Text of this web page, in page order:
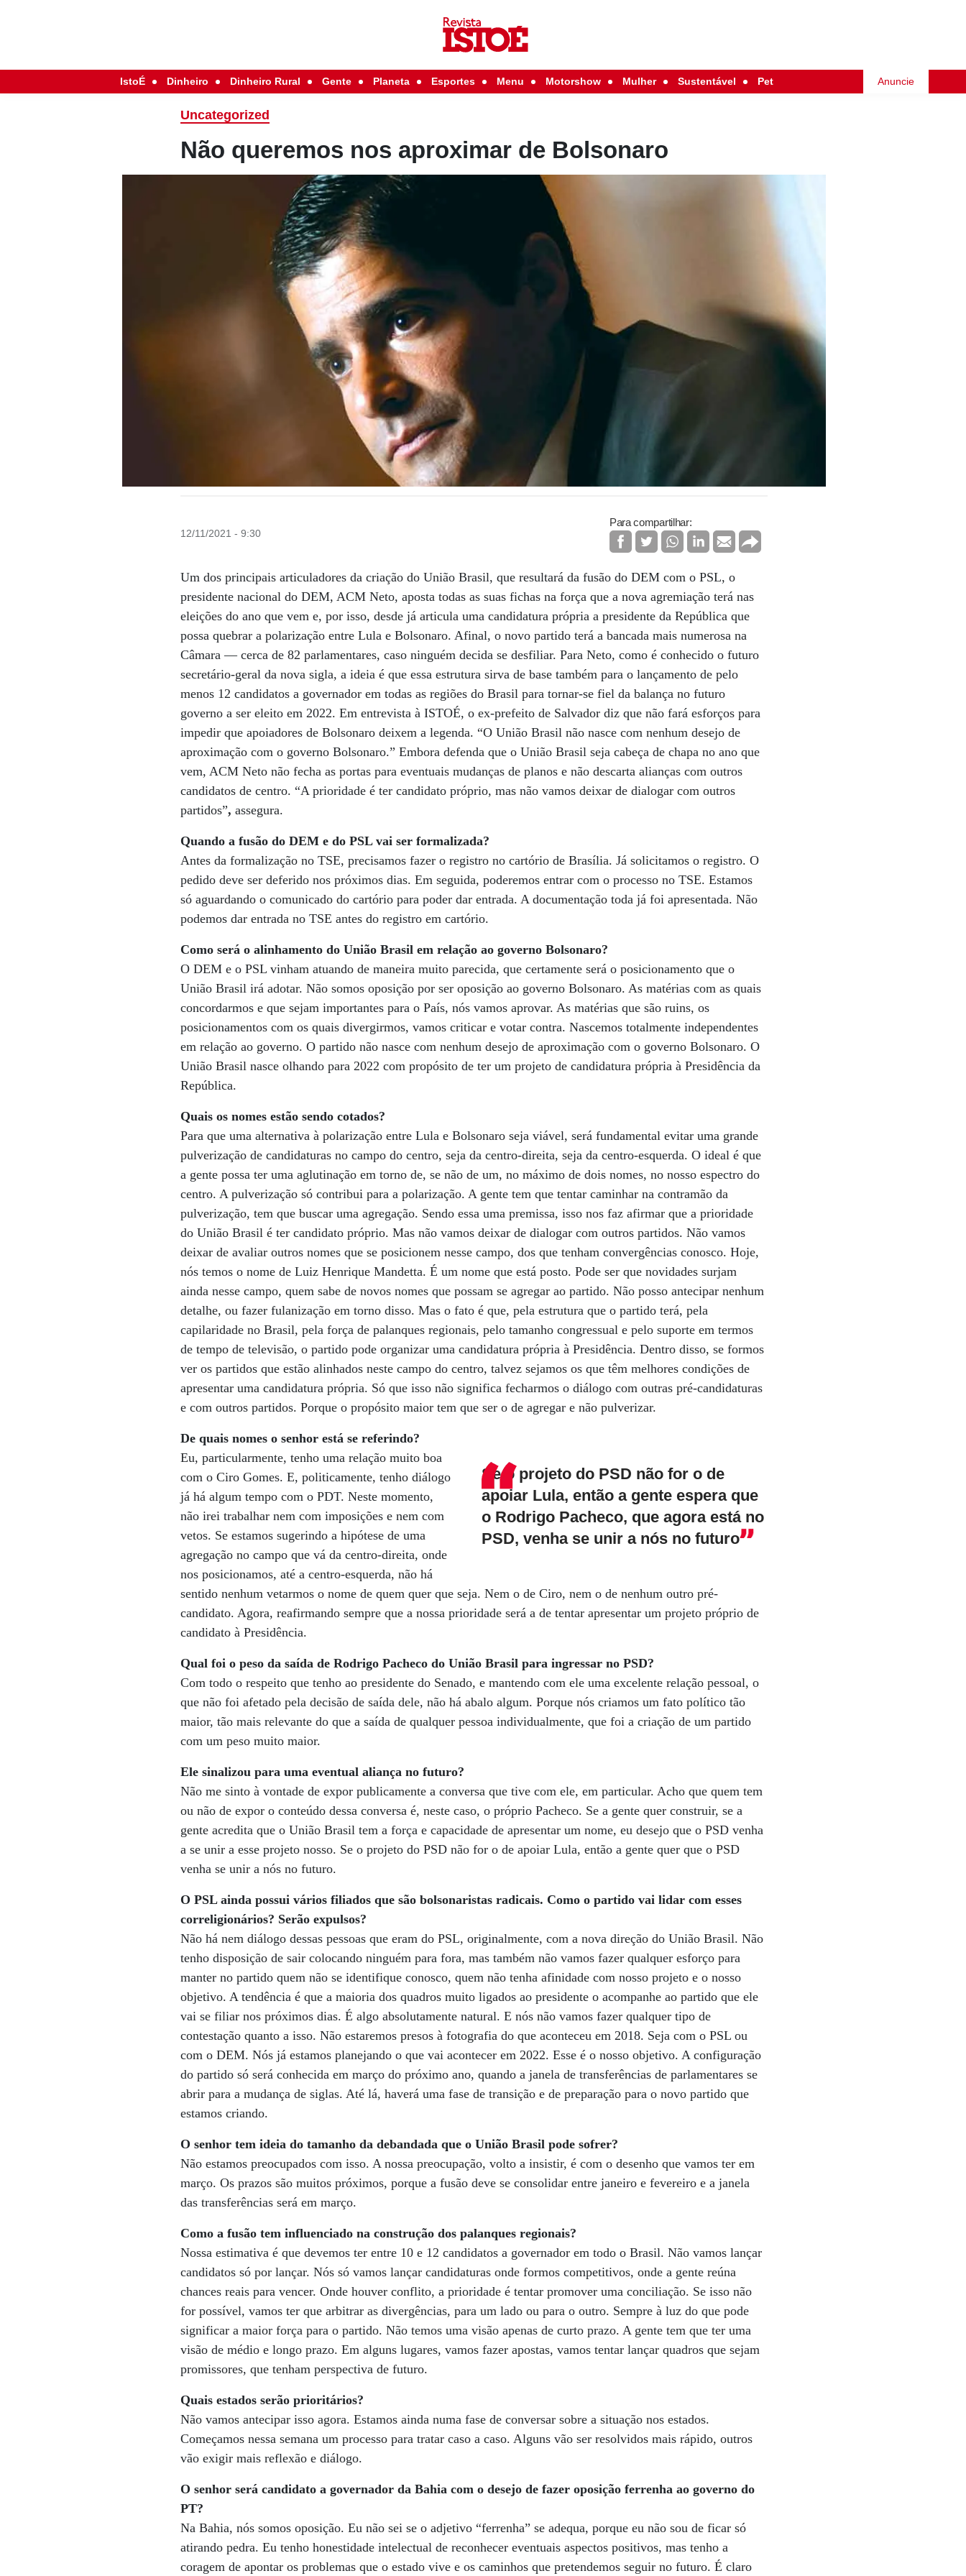
IstoÉ Dinheiro Dinheiro Rural Gente Planeta Esportes Menu Motorshow Mulher Sustentável Pet Anuncie
Uncategorized
Não queremos nos aproximar de Bolsonaro
12/11/2021 - 9:30
Para compartilhar:
Um dos principais articuladores da criação do União Brasil, que resultará da fusão do DEM com o PSL, o
presidente nacional do DEM, ACM Neto, aposta todas as suas fichas na força que a nova agremiação terá nas
eleições do ano que vem e, por isso, desde já articula uma candidatura própria a presidente da República que
possa quebrar a polarização entre Lula e Bolsonaro. Afinal, o novo partido terá a bancada mais numerosa na
Câmara — cerca de 82 parlamentares, caso ninguém decida se desfiliar. Para Neto, como é conhecido o futuro
secretário-geral da nova sigla, a ideia é que essa estrutura sirva de base também para o lançamento de pelo
menos 12 candidatos a governador em todas as regiões do Brasil para tornar-se fiel da balança no futuro
governo a ser eleito em 2022. Em entrevista à ISTOÉ, o ex-prefeito de Salvador diz que não fará esforços para
impedir que apoiadores de Bolsonaro deixem a legenda. “O União Brasil não nasce com nenhum desejo de
aproximação com o governo Bolsonaro.” Embora defenda que o União Brasil seja cabeça de chapa no ano que
vem, ACM Neto não fecha as portas para eventuais mudanças de planos e não descarta alianças com outros
candidatos de centro. “A prioridade é ter candidato próprio, mas não vamos deixar de dialogar com outros
partidos”,assegura.
Quando a fusão do DEM e do PSL vai ser formalizada?
Antes da formalização no TSE, precisamos fazer o registro no cartório de Brasília. Já solicitamos o registro. O
pedido deve ser deferido nos próximos dias. Em seguida, poderemos entrar com o processo no TSE. Estamos
só aguardando o comunicado do cartório para poder dar entrada. A documentação toda já foi apresentada. Não
podemos dar entrada no TSE antes do registro em cartório.
Como será o alinhamento do União Brasil em relação ao governo Bolsonaro?
O DEM e o PSL vinham atuando de maneira muito parecida, que certamente será o posicionamento que o
União Brasil irá adotar. Não somos oposição por ser oposição ao governo Bolsonaro. As matérias com as quais
concordarmos e que sejam importantes para o País, nós vamos aprovar. As matérias que são ruins, os
posicionamentos com os quais divergirmos, vamos criticar e votar contra. Nascemos totalmente independentes
em relação ao governo. O partido não nasce com nenhum desejo de aproximação com o governo Bolsonaro. O
União Brasil nasce olhando para 2022 com propósito de ter um projeto de candidatura própria à Presidência da
República.
Quais os nomes estão sendo cotados?
Para que uma alternativa à polarização entre Lula e Bolsonaro seja viável, será fundamental evitar uma grande
pulverização de candidaturas no campo do centro, seja da centro-direita, seja da centro-esquerda. O ideal é que
a gente possa ter uma aglutinação em torno de, se não de um, no máximo de dois nomes, no nosso espectro do
centro. A pulverização só contribui para a polarização. A gente tem que tentar caminhar na contramão da
pulverização, tem que buscar uma agregação. Sendo essa uma premissa, isso nos faz afirmar que a prioridade
do União Brasil é ter candidato próprio. Mas não vamos deixar de dialogar com outros partidos. Não vamos
deixar de avaliar outros nomes que se posicionem nesse campo, dos que tenham convergências conosco. Hoje,
nós temos o nome de Luiz Henrique Mandetta. É um nome que está posto. Pode ser que novidades surjam
ainda nesse campo, quem sabe de novos nomes que possam se agregar ao partido. Não posso antecipar nenhum
detalhe, ou fazer fulanização em torno disso. Mas o fato é que, pela estrutura que o partido terá, pela
capilaridade no Brasil, pela força de palanques regionais, pelo tamanho congressual e pelo suporte em termos
de tempo de televisão, o partido pode organizar uma candidatura própria à Presidência. Dentro disso, se formos
ver os partidos que estão alinhados neste campo do centro, talvez sejamos os que têm melhores condições de
apresentar uma candidatura própria. Só que isso não significa fecharmos o diálogo com outras pré-candidaturas
e com outros partidos. Porque o propósito maior tem que ser o de agregar e não pulverizar.
Se o projeto do PSD não for o de
apoiar Lula, então a gente espera que
o Rodrigo Pacheco, que agora está no
PSD, venha se unir a nós no futuro
De quais nomes o senhor está se referindo?
Eu, particularmente, tenho uma relação muito boa
com o Ciro Gomes. E, politicamente, tenho diálogo
já há algum tempo com o PDT. Neste momento,
não irei trabalhar nem com imposições e nem com
vetos. Se estamos sugerindo a hipótese de uma
agregação no campo que vá da centro-direita, onde
nos posicionamos, até a centro-esquerda, não há
sentido nenhum vetarmos o nome de quem quer que seja. Nem o de Ciro, nem o de nenhum outro pré-
candidato. Agora, reafirmando sempre que a nossa prioridade será a de tentar apresentar um projeto próprio de
candidato à Presidência.
Qual foi o peso da saída de Rodrigo Pacheco do União Brasil para ingressar no PSD?
Com todo o respeito que tenho ao presidente do Senado, e mantendo com ele uma excelente relação pessoal, o
que não foi afetado pela decisão de saída dele, não há abalo algum. Porque nós criamos um fato político tão
maior, tão mais relevante do que a saída de qualquer pessoa individualmente, que foi a criação de um partido
com um peso muito maior.
Ele sinalizou para uma eventual aliança no futuro?
Não me sinto à vontade de expor publicamente a conversa que tive com ele, em particular. Acho que quem tem
ou não de expor o conteúdo dessa conversa é, neste caso, o próprio Pacheco. Se a gente quer construir, se a
gente acredita que o União Brasil tem a força e capacidade de apresentar um nome, eu desejo que o PSD venha
a se unir a esse projeto nosso. Se o projeto do PSD não for o de apoiar Lula, então a gente quer que o PSD
venha se unir a nós no futuro.
O PSL ainda possui vários filiados que são bolsonaristas radicais. Como o partido vai lidar com esses
correligionários? Serão expulsos?
Não há nem diálogo dessas pessoas que eram do PSL, originalmente, com a nova direção do União Brasil. Não
tenho disposição de sair colocando ninguém para fora, mas também não vamos fazer qualquer esforço para
manter no partido quem não se identifique conosco, quem não tenha afinidade com nosso projeto e o nosso
objetivo. A tendência é que a maioria dos quadros muito ligados ao presidente o acompanhe ao partido que ele
vai se filiar nos próximos dias. É algo absolutamente natural. E nós não vamos fazer qualquer tipo de
contestação quanto a isso. Não estaremos presos à fotografia do que aconteceu em 2018. Seja com o PSL ou
com o DEM. Nós já estamos planejando o que vai acontecer em 2022. Esse é o nosso objetivo. A configuração
do partido só será conhecida em março do próximo ano, quando a janela de transferências de parlamentares se
abrir para a mudança de siglas. Até lá, haverá uma fase de transição e de preparação para o novo partido que
estamos criando.
O senhor tem ideia do tamanho da debandada que o União Brasil pode sofrer?
Não estamos preocupados com isso. A nossa preocupação, volto a insistir, é com o desenho que vamos ter em
março. Os prazos são muitos próximos, porque a fusão deve se consolidar entre janeiro e fevereiro e a janela
das transferências será em março.
Como a fusão tem influenciado na construção dos palanques regionais?
Nossa estimativa é que devemos ter entre 10 e 12 candidatos a governador em todo o Brasil. Não vamos lançar
candidatos só por lançar. Nós só vamos lançar candidaturas onde formos competitivos, onde a gente reúna
chances reais para vencer. Onde houver conflito, a prioridade é tentar promover uma conciliação. Se isso não
for possível, vamos ter que arbitrar as divergências, para um lado ou para o outro. Sempre à luz do que pode
significar a maior força para o partido. Não temos uma visão apenas de curto prazo. A gente tem que ter uma
visão de médio e longo prazo. Em alguns lugares, vamos fazer apostas, vamos tentar lançar quadros que sejam
promissores, que tenham perspectiva de futuro.
Quais estados serão prioritários?
Não vamos antecipar isso agora. Estamos ainda numa fase de conversar sobre a situação nos estados.
Começamos nessa semana um processo para tratar caso a caso. Alguns vão ser resolvidos mais rápido, outros
vão exigir mais reflexão e diálogo.
O senhor será candidato a governador da Bahia com o desejo de fazer oposição ferrenha ao governo do
PT?
Na Bahia, nós somos oposição. Eu não sei se o adjetivo “ferrenha” se adequa, porque eu não sou de ficar só
atirando pedra. Eu tenho honestidade intelectual de reconhecer eventuais aspectos positivos, mas tenho a
coragem de apontar os problemas que o estado vive e os caminhos que pretendemos seguir no futuro. É claro